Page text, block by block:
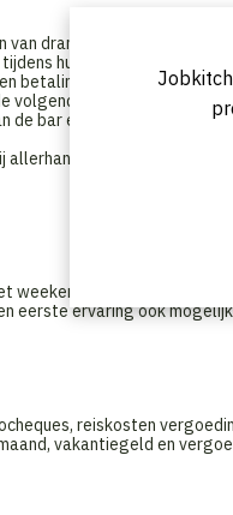
dranken en gerechten
hun bezoek
betaling ontvangen
volgende klanten
de bar en in de zaal
allerhande horeca activiteiten
weekend
eerste ervaring ook
reiskosten
vakantiegeld en